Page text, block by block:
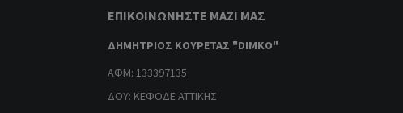
ΕΠΙΚΟΙΝΩΝΉΣΤΕ ΜΑΖΊ ΜΑΣ
ΔΗΜΗΤΡΙΟΣ ΚΟΥΡΕΤΑΣ "DIMKO"
ΑΦΜ: 133397135
ΔΟΥ: ΚΕΦΟΔΕ ΑΤΤΙΚΗΣ